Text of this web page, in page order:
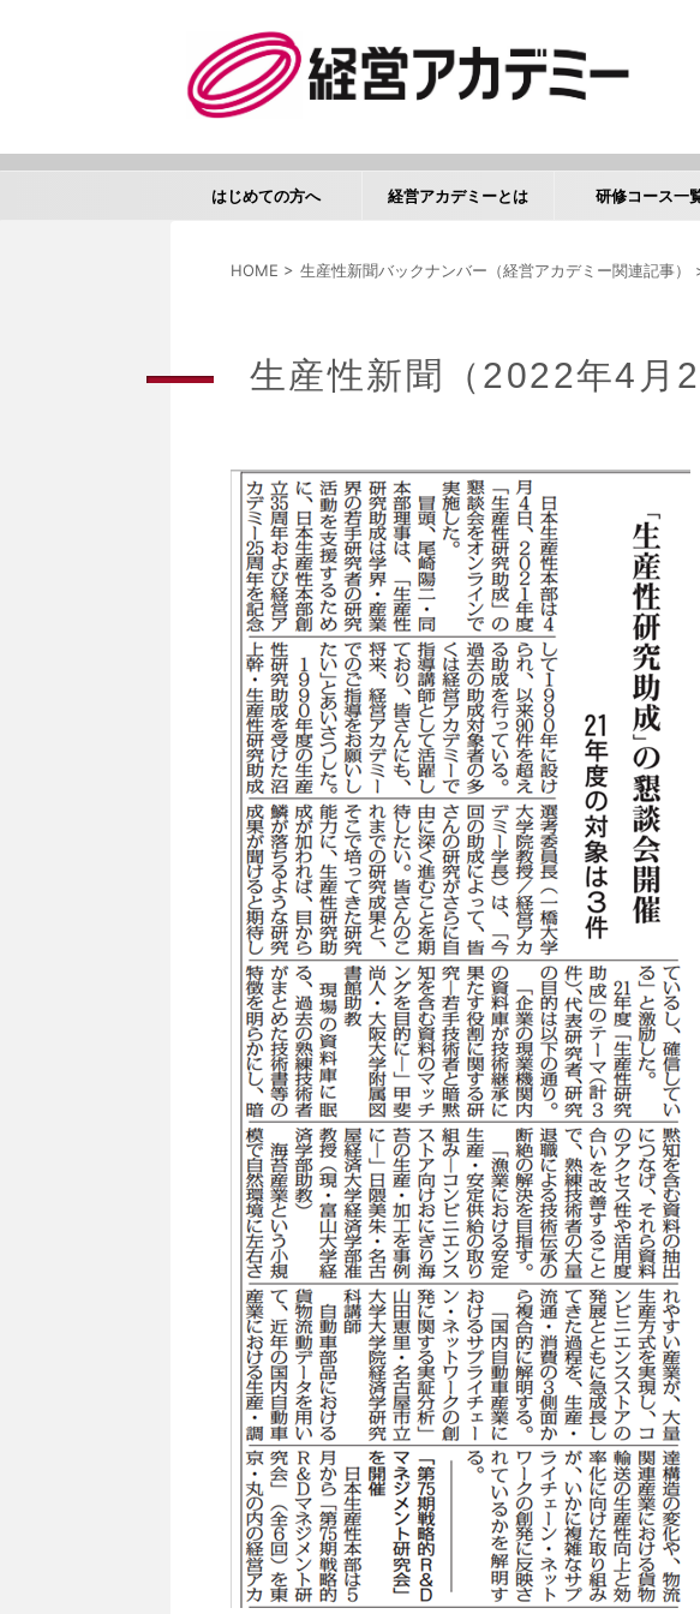
はじめての方へ 経営アカデミーとは 研修コース一
HOME > 生産性新聞バックナンバー（経営アカデミー関連記事）
生産性新聞（2022年4月